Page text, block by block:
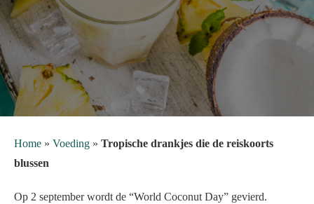
Home » Voeding » Tropische drankjes die de reiskoorts
blussen
Op 2 september wordt de “World Coconut Day” gevierd.